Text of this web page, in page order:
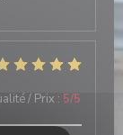
/ Prix : 5/5